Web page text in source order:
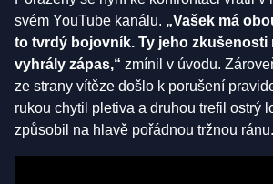
svém YouTube kanálu. „Vašek má
to tvrdý bojovník. Ty jeho zkušenosti
vyhrály zápas,“ zmínil v úvodu.
ze strany vítěze došlo k porušení
rukou chytil pletiva a druhou trefil ostrý
způsobil na hlavě pořádnou tržnou ránu.